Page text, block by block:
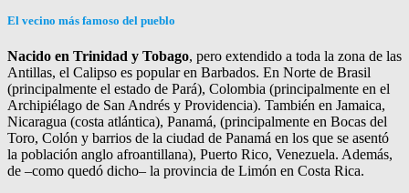
El vecino más famoso del pueblo
Nacido en Trinidad y Tobago, pero extendido a toda la zona de las
Antillas, el Calipso es popular en Barbados. En Norte de Brasil
(principalmente el estado de Pará), Colombia (principalmente en el
Archipiélago de San Andrés y Providencia). También en Jamaica,
Nicaragua (costa atlántica), Panamá, (principalmente en Bocas del
Toro, Colón y barrios de la ciudad de Panamá en los que se asentó
la población anglo afroantillana), Puerto Rico, Venezuela. Además,
de –como quedó dicho– la provincia de Limón en Costa Rica.